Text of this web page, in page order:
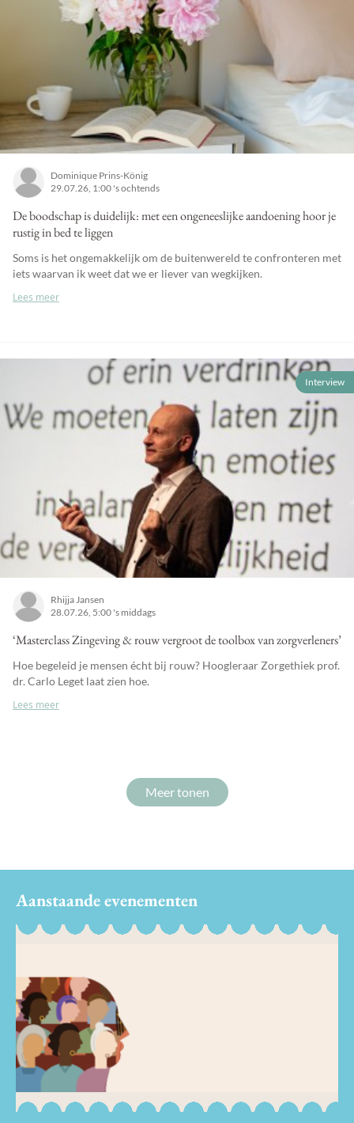
Dominique Prins-König
29.07.26, 1:00 's ochtends
De boodschap is duidelijk: met een ongeneeslijke aandoening hoor je
rustig in bed te liggen
Soms is het ongemakkelijk om de buitenwereld te confronteren met
iets waarvan ik weet dat we er liever van wegkijken.
Lees meer
Interview
Rhijja Jansen
28.07.26, 5:00 's middags
‘Masterclass Zingeving & rouw vergroot de toolbox van zorgverleners’
Hoe begeleid je mensen écht bij rouw? Hoogleraar Zorgethiek prof.
dr. Carlo Leget laat zien hoe.
Lees meer
Meer tonen
Aanstaande evenementen